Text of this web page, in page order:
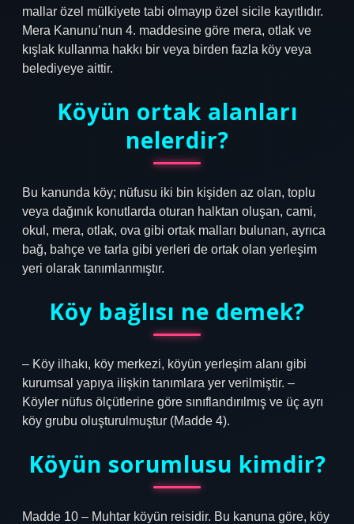
mallar özel mülkiyete tabi olmayıp özel sicile kayıtlıdır.
Mera Kanunu’nun 4. maddesine göre mera, otlak ve
kışlak kullanma hakkı bir veya birden fazla köy veya
belediyeye aittir.
Köyün ortak alanları
nelerdir?
Bu kanunda köy; nüfusu iki bin kişiden az olan, toplu
veya dağınık konutlarda oturan halktan oluşan, cami,
okul, mera, otlak, ova gibi ortak malları bulunan, ayrıca
bağ, bahçe ve tarla gibi yerleri de ortak olan yerleşim
yeri olarak tanımlanmıştır.
Köy bağlısı ne demek?
– Köy ilhakı, köy merkezi, köyün yerleşim alanı gibi
kurumsal yapıya ilişkin tanımlara yer verilmiştir. –
Köyler nüfus ölçütlerine göre sınıflandırılmış ve üç ayrı
köy grubu oluşturulmuştur (Madde 4).
Köyün sorumlusu kimdir?
Madde 10 – Muhtar köyün reisidir. Bu kanuna göre, köy